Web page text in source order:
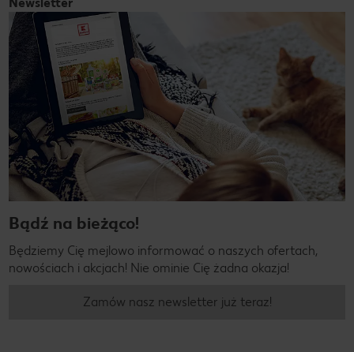
Bądź na bieżąco!
Będziemy Cię mejlowo informować o naszych ofertach,
nowościach i akcjach! Nie ominie Cię żadna okazja!
Zamów nasz newsletter już teraz!